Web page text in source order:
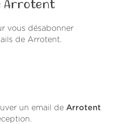
Arrotent
vous désabonner
de Arrotent.
un email de Arrotent